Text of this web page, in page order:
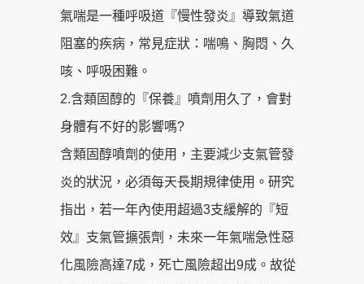
氣喘是一種呼吸道『慢性發炎』導致氣道
阻塞的疾病，常見症狀：喘鳴、胸悶、久
咳、呼吸困難。
2.含類固醇的『保養』噴劑用久了，會對
身體有不好的影響嗎?
含類固醇噴劑的使用，主要減少支氣管發
炎的狀況，必須每天長期規律使用。研究
指出，若一年內使用超過3支緩解的『短
效』支氣管擴張劑，未來一年氣喘急性惡
化風險高達7成，死亡風險超出9成。故從